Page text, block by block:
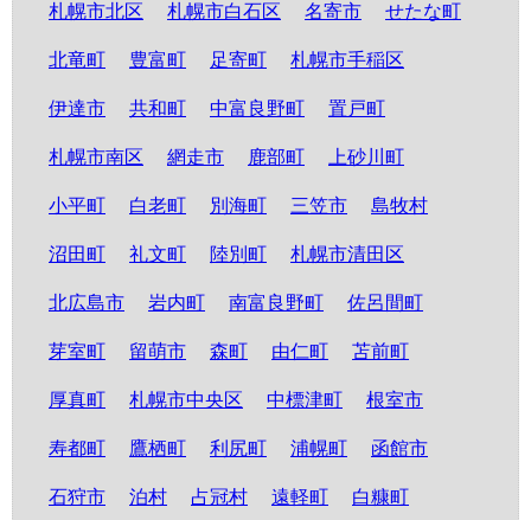
札幌市北区
札幌市白石区 名寄市 せたな町
北竜町 豊富町 足寄町 札幌市手稲区
伊達市 共和町 中富良野町 置戸町
札幌市南区 網走市 鹿部町 上砂川町
小平町 白老町 別海町 三笠市 島牧村
沼田町 礼文町 陸別町 札幌市清田区
北広島市 岩内町 南富良野町 佐呂間町
芽室町 留萌市 森町 由仁町 苫前町
厚真町 札幌市中央区 中標津町 根室市
寿都町 鷹栖町 利尻町 浦幌町 函館市
石狩市 泊村 占冠村 遠軽町 白糠町